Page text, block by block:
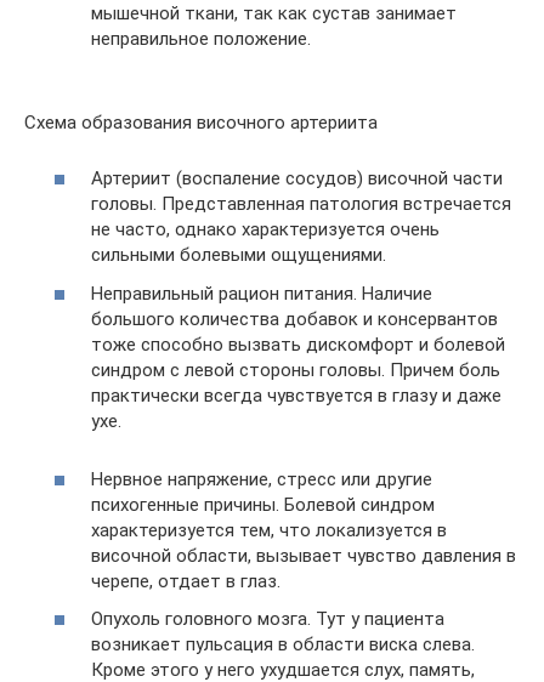
мышечной ткани, так как сустав занимает
неправильное положение.
Схема образования височного артериита
Артериит (воспаление сосудов) височной части
головы. Представленная патология встречается
не часто, однако характеризуется очень
сильными болевыми ощущениями.
Неправильный рацион питания. Наличие
большого количества добавок и консервантов
тоже способно вызвать дискомфорт и болевой
синдром с левой стороны головы. Причем боль
практически всегда чувствуется в глазу и даже
ухе.
Нервное напряжение, стресс или другие
психогенные причины. Болевой синдром
характеризуется тем, что локализуется в
височной области, вызывает чувство давления в
черепе, отдает в глаз.
Опухоль головного мозга. Тут у пациента
возникает пульсация в области виска слева.
Кроме этого у него ухудшается слух, память,